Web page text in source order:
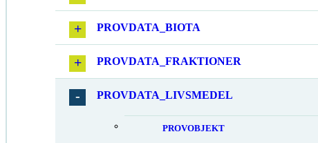
PROVDATA_BIOTA
PROVDATA_FRAKTIONER
PROVDATA_LIVSMEDEL
PROVOBJEKT